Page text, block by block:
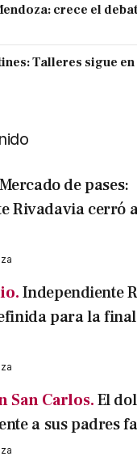
crece el
Talleres sigue
Mercado de pases:
Rivadavia cerró
Independiente
para la
San Carlos.El
a sus padres